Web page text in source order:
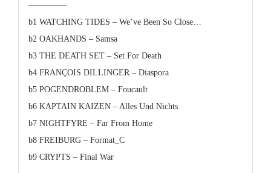
————–
b1 WATCHING TIDES – We’ve Been So Close…
b2 OAKHANDS – Samsa
b3 THE DEATH SET – Set For Death
b4 FRANÇOIS DILLINGER – Diaspora
b5 POGENDROBLEM – Foucault
b6 KAPTAIN KAIZEN – Alles Und Nichts
b7 NIGHTFYRE – Far From Home
b8 FREIBURG – Format_C
b9 CRYPTS – Final War